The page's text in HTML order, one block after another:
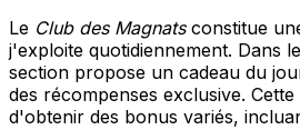
Le Club des Magnatsconstitue
j'exploite quotidiennement. Dans
section propose un cadeau du
des récompenses exclusive.
d'obtenir des bonus variés,